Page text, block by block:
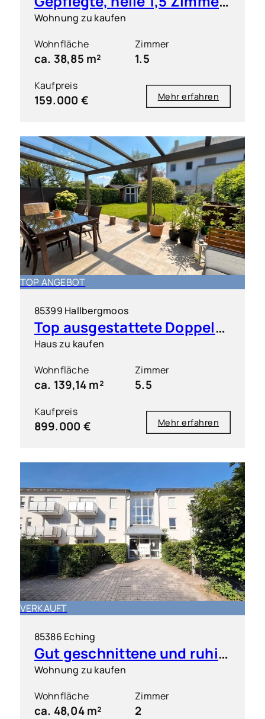
Wohnung zu kaufen
Wohnfläche
ca. 38,85 m²
Zimmer
1.5
Kaufpreis
159.000 € Mehr erfahren
TOP ANGEBOT
85399 Hallbergmoos
Top ausgestattete Doppelhaushälfte in sehr guter Lage
Haus zu kaufen
Wohnfläche
ca. 139,14 m²
Zimmer
5.5
Kaufpreis
899.000 € Mehr erfahren
VERKAUFT
85386 Eching
Gut geschnittene und ruhig gelegene 2 Zimmer-Wohnung mit S/O-Balkon
Wohnung zu kaufen
Wohnfläche
ca. 48,04 m²
Zimmer
2